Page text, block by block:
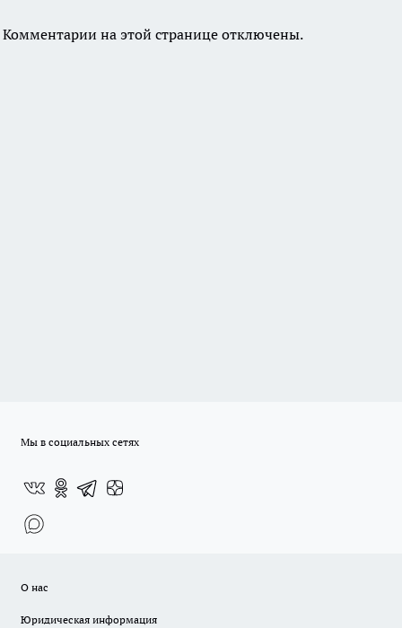
Комментарии на этой странице отключены.
Мы в социальных сетях
О нас
Юридическая информация